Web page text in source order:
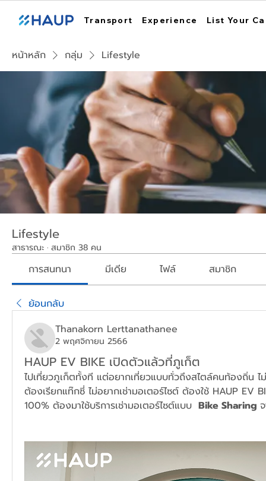
Transport Experience List Your
หน้าหลัก กลุ่ม Lifestyle
Lifestyle
สาธารณะ · สมาชิก 38 คน
การสนทนา มีเดีย ไฟล์ สมาชิก
ย้อนกลับ
Thanakorn Lerttanathanee
2 พฤศจิกายน 2566
HAUP EV BIKE เปิดตัวแล้วที่ภูเก็ต
ไปเที่ยวภูเก็ตทั้งที แต่อยากเที่ยวแบบทั่วถึงสไตล์คนท้องถิ่น
ต้องเรียกแท๊กซี่ ไม่อยากเช่ามอเตอร์ไซต์ ต้องใช้ HAUP EV
100% ต้องมาใช้บริการเช่ามอเตอร์ไซต์แบบ Bike Sharing